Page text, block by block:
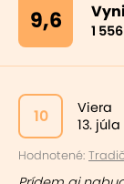
9,6 1 556
10
Viera
13.
Hodnotené: